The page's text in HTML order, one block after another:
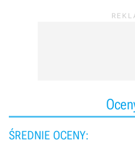
ŚREDNIE OCENY: